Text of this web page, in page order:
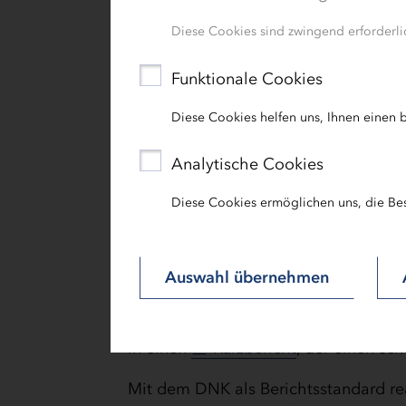
Diese Cookies sind zwingend
Funktionale Cookies
Diese Cookies helfen uns, Ihnen einen
Analytische Cookies
Diese Cookies ermöglichen uns, die
Auswahl übernehmen
Empfehlungen für
in einen
Kurzbericht, der einen
Mit dem DNK als Berichtsstandard